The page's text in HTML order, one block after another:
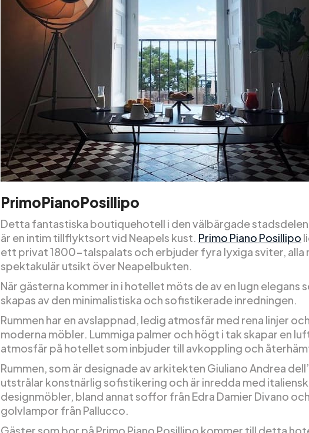
PrimoPianoPosillipo
Detta fantastiska boutiquehotell i den välbärgade
är en intim tillflyktsort vid Neapels kust. Primo Piano Posillipo
ett privat 1800-talspalats och erbjuder fyra lyxiga sviter, alla
spektakulär utsikt över Neapelbukten.
När gästerna kommer in i hotellet möts de av en lugn elegans
skapas av den minimalistiska och sofistikerade inredningen.
Rummen har en avslappnad, ledig atmosfär med rena linjer och
moderna möbler. Lummiga palmer och högt i tak skapar en
atmosfär på hotellet som inbjuder till avkoppling och
Rummen, som är designade av arkitekten Giuliano Andrea
utstrålar konstnärlig sofistikering och är inredda med
designmöbler, bland annat soffor från Edra Damier Divano och
golvlampor från Pallucco.